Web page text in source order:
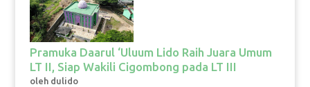
Pramuka Daarul ‘Uluum Lido Raih Juara Umum
LT II, Siap Wakili Cigombong pada LT III
oleh dulido